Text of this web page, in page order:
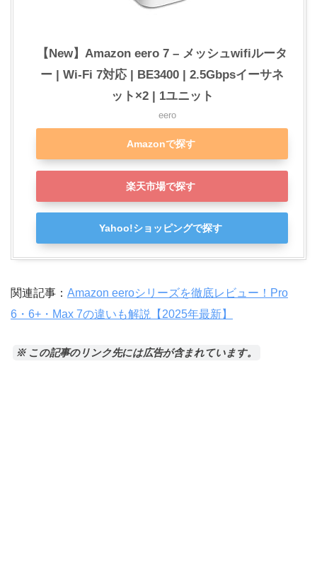
【New】Amazon eero 7 – メッシュwifiルータ
ー | Wi-Fi 7対応 | BE3400 | 2.5Gbpsイーサネ
ット×2 | 1ユニット
eero
Amazonで探す
楽天市場で探す
Yahoo!ショッピングで探す
関連記事： Amazon eeroシリーズを徹底レビュー！Pro
6・6+・Max 7の違いも解説【2025年最新】
※ この記事のリンク先には広告が含まれています。